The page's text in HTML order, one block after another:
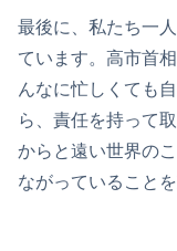
最後に、私たち一
ています。高市首
んなに忙しくても
ら、責任を持って
からと遠い世界の
ながっていること